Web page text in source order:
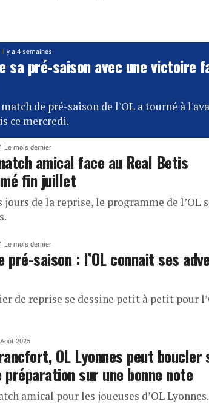
Il y a 4 semaines
sa pré-saison avec une victoire
de pré-saison de l'OL a tourné à
ce mercredi.
Le mois dernier
amical face au Real Betis
fin juillet
jours de la reprise, le programme de l’OL
Le mois dernier
pré-saison : l’OL connait ses
de reprise se dessine petit à petit pour
Août 2025
OL Lyonnes peut boucler
sur une bonne note
amical pour les joueuses d’OL Lyonnes.